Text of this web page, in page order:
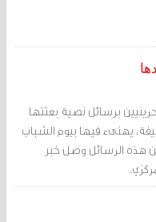
2024، امتلأت هواتف البحرينيين برسائل نصية بعثتها
يهنىء فيها بيوم الشباب
هذه الرسائل وصل خبر